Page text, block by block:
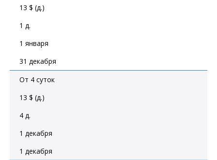
13 $ (д.)
1 д.
1 января
31 декабря
От 4 суток
13 $ (д.)
4 д.
1 декабря
1 декабря